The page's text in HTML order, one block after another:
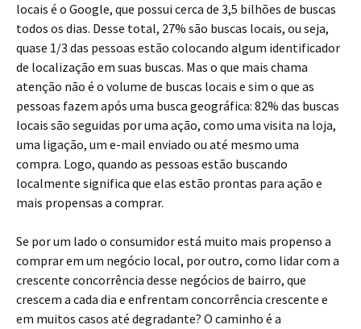
locais é o Google, que possui cerca de 3,5 bilhões de buscas
todos os dias. Desse total, 27% são buscas locais, ou seja,
quase 1/3 das pessoas estão colocando algum identificador
de localização em suas buscas. Mas o que mais chama
atenção não é o volume de buscas locais e sim o que as
pessoas fazem após uma busca geográfica: 82% das buscas
locais são seguidas por uma ação, como uma visita na loja,
uma ligação, um e-mail enviado ou até mesmo uma
compra. Logo, quando as pessoas estão buscando
localmente significa que elas estão prontas para ação e
mais propensas a comprar.
Se por um lado o consumidor está muito mais propenso a
comprar em um negócio local, por outro, como lidar com a
crescente concorrência desse negócios de bairro, que
crescem a cada dia e enfrentam concorrência crescente e
em muitos casos até degradante? O caminho é a